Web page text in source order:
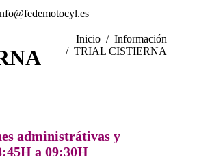
Estás aquí:Inicio
Información
TRIAL CISTIERNA
administrátivas y
a 09:30H